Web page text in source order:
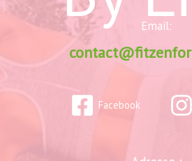
Email:
Facebook